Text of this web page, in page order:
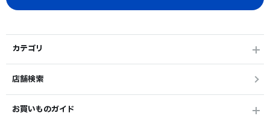
カテゴリ
店舗検索
お買いものガイド